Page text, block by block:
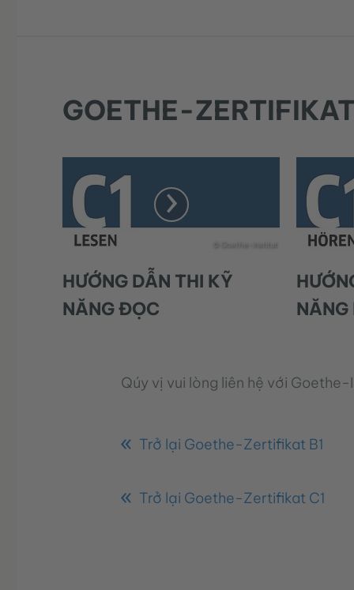
GOETHE-
© Goethe-Institut
HƯỚNG DẪN THI KỸ
NĂNG ĐỌC
NĂNG
Qúy vị vui lòng liên hệ với
Trở lại Goethe-Zertifikat B1
Trở lại Goethe-Zertifikat C1